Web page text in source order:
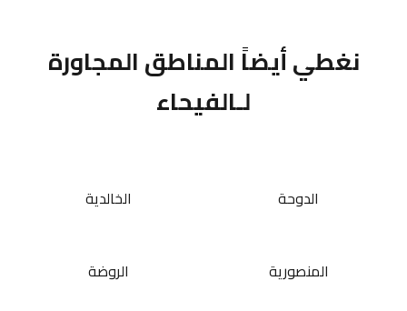
نغطي أيضاً المناطق المجاورة
لـالفيحاء
الدوحة الخالدية
المنصورية الروضة